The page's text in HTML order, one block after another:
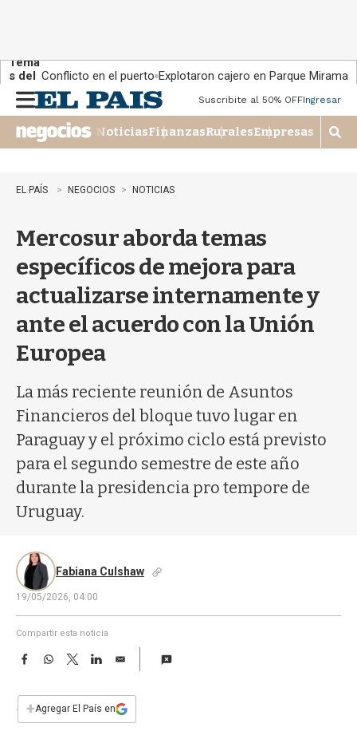
Tema
s del
día:
Conflicto en el puerto Explotaron cajero en Parque Miramar
n
u
Suscribite al 50% OFFIngresar
NoticiasFinanzasRuralesEmpresas
M
o
EL PAÍS NEGOCIOS NOTICIAS
Mercosur aborda temas
específicos de mejora para
actualizarse internamente y
ante el acuerdo con la Unión
Europea
La más reciente reunión de Asuntos
Financieros del bloque tuvo lugar en
Paraguay y el próximo ciclo está previsto
para el segundo semestre de este año
durante la presidencia pro tempore de
Uruguay.
Fabiana Culshaw
19/05/2026, 04:00
Compartir esta noticia
F
e
b
W
s
T
w
t
L
E
i
l
+Agregar El País en